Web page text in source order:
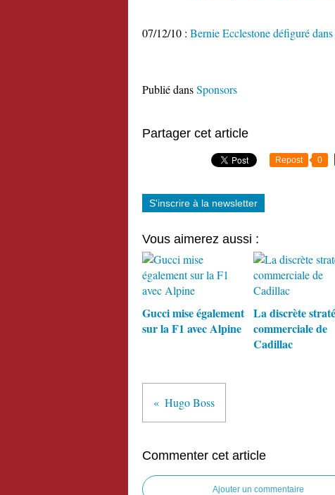
07/12/10 : Bernie Ecclestone défiguré
Publié dansSponsors
Partager cet article
Repost 0
S'inscrire à la newsletter
Vous aimerez aussi :
Gucci mise également
sur la F1 avec Alpine
La discrète
commerciale de
Cadillac
Hugo Boss
Commenter cet article
Ajouter un commentaire